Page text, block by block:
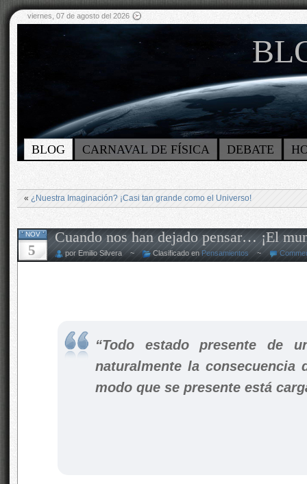
viernes, 07 de agosto del 2026
BLOG CARNAVAL DE FÍSICA DEBATE
« ¿Nuestra Imaginación? ¡Casi tan grande como el Universo!
NOV
5
Cuando nos han dejado pensar… ¡El
por Emilio Silvera ~ Clasificado en Pensamientos ~
“Todo estado presente de
naturalmente la consecuencia
modo que se presente está